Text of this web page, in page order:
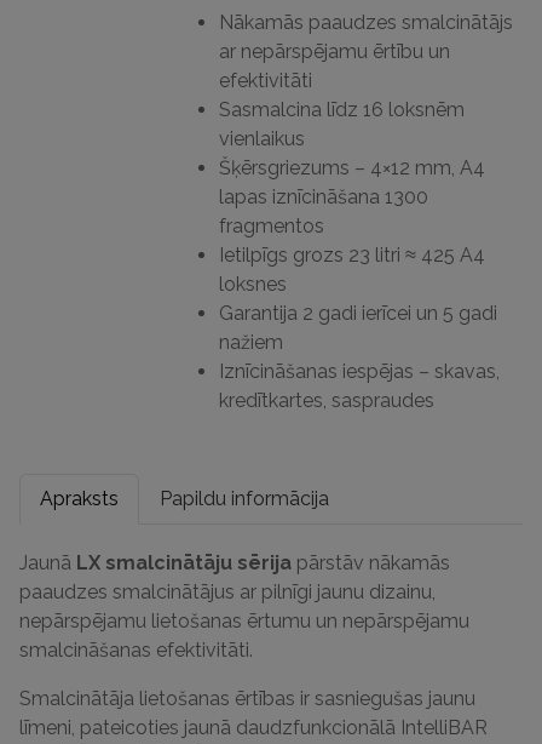
Nākamās paaudzes smalcinātājs
ar nepārspējamu ērtību un
efektivitāti
Sasmalcina līdz 16 loksnēm
vienlaikus
Šķērsgriezums – 4×12 mm, A4
lapas iznīcināšana 1300
fragmentos
Ietilpīgs grozs 23 litri ≈ 425 A4
loksnes
Garantija 2 gadi ierīcei un 5 gadi
nažiem
Iznīcināšanas iespējas – skavas,
kredītkartes, saspraudes
Apraksts Papildu informācija
Jaunā LX smalcinātāju sērija pārstāv nākamās
paaudzes smalcinātājus ar pilnīgi jaunu dizainu,
nepārspējamu lietošanas ērtumu un nepārspējamu
smalcināšanas efektivitāti.
Smalcinātāja lietošanas ērtības ir sasniegušas jaunu
līmeni, pateicoties jaunā daudzfunkcionālā IntelliBAR